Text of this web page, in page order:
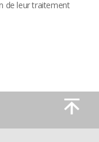
de leur traitement
Image